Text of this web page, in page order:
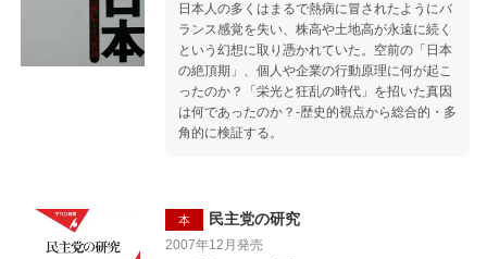
日本人の多くはまるで熱病に冒されたようにバ
ランス感覚を失い、株高や土地高が永遠に続く
という幻想に取り憑かれていた。空前の「日本
の絶頂期」、個人や企業の行動原理に何が起こ
ったのか？「栄光と狂乱の時代」を招いた真因
は何であったのか？-歴史的視点から総合的・多
角的に検証する。
本 民主党の研究
2007年12月 発売